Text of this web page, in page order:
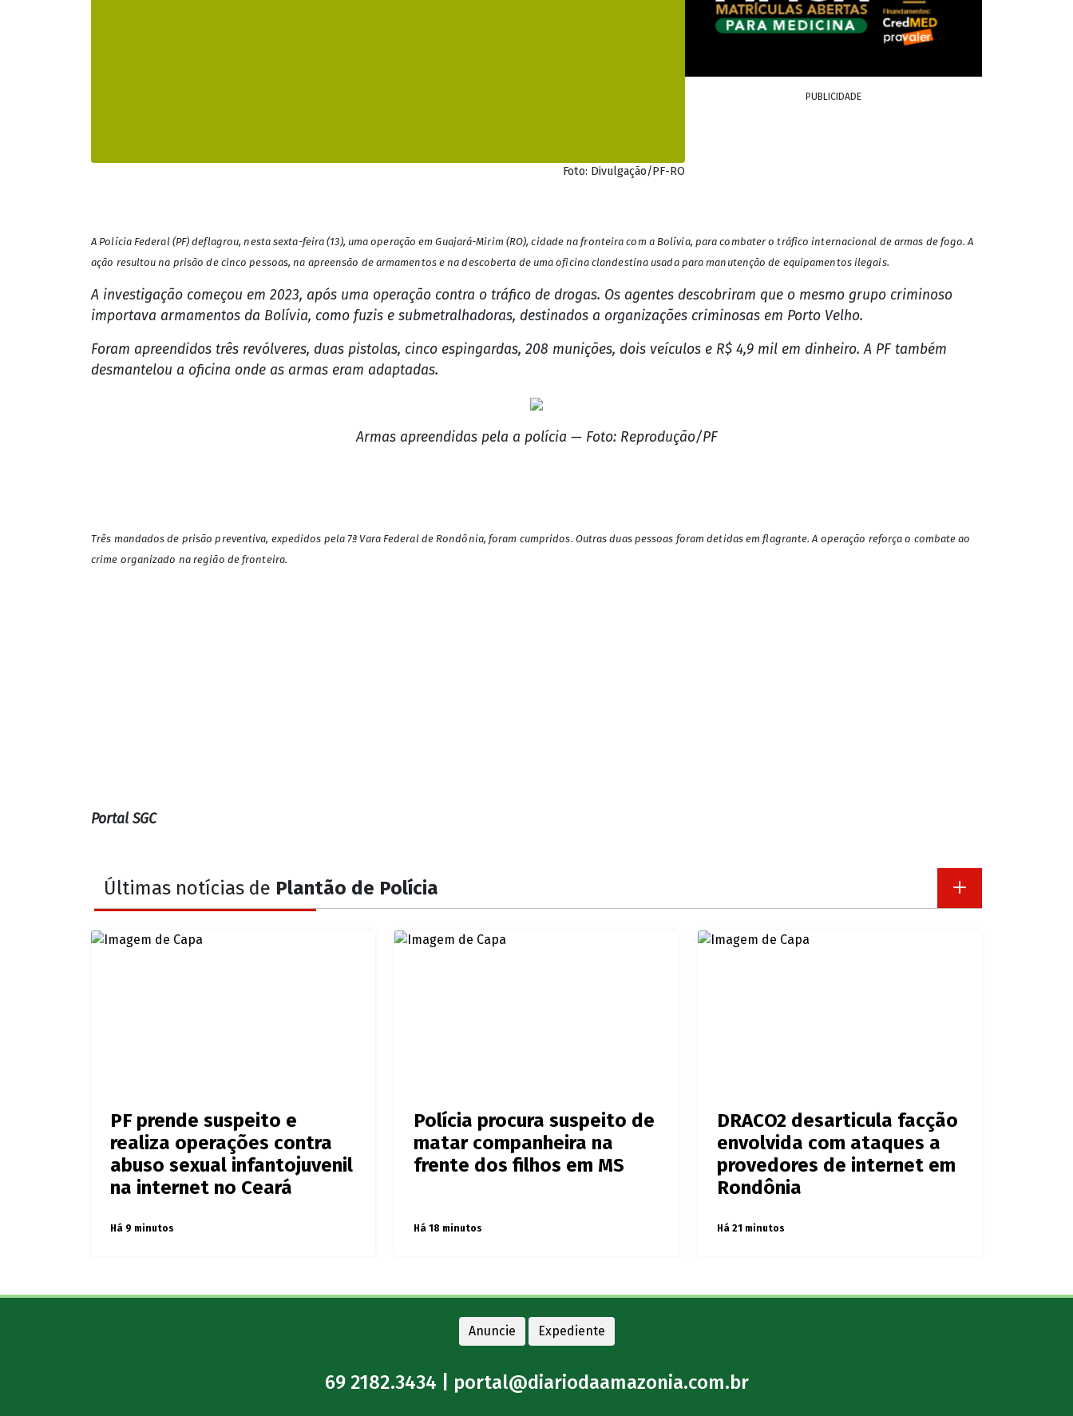
Foto: Divulgação/PF-RO
PUBLICIDADE
A Polícia Federal (PF) deflagrou, nesta sexta-feira (13), uma operação em Guajará-Mirim (RO), cidade na fronteira com a Bolívia, para combater o tráfico internacional de armas de fogo. A
ação resultou na prisão de cinco pessoas, na apreensão de armamentos e na descoberta de uma oficina clandestina usada para manutenção de equipamentos ilegais.
A investigação começou em 2023, após uma operação contra o tráfico de drogas. Os agentes descobriram que o mesmo grupo criminoso
importava armamentos da Bolívia, como fuzis e submetralhadoras, destinados a organizações criminosas em Porto Velho.
Foram apreendidos três revólveres, duas pistolas, cinco espingardas, 208 munições, dois veículos e R$ 4,9 mil em dinheiro. A PF também
desmantelou a oficina onde as armas eram adaptadas.
Armas apreendidas pela a polícia — Foto: Reprodução/PF
Três mandados de prisão preventiva, expedidos pela 7ª Vara Federal de Rondônia, foram cumpridos. Outras duas pessoas foram detidas em flagrante. A operação reforça o combate ao
crime organizado na região de fronteira.
Portal SGC
Últimas notícias de Plantão de Polícia
PF prende suspeito e
realiza operações contra
abuso sexual infantojuvenil
na internet no Ceará
Há 9 minutos
Polícia procura suspeito de
matar companheira na
frente dos filhos em MS
Há 18 minutos
DRACO2 desarticula facção
envolvida com ataques a
provedores de internet em
Rondônia
Há 21 minutos
Anuncie Expediente
69 2182.3434 | portal@diariodaamazonia.com.br